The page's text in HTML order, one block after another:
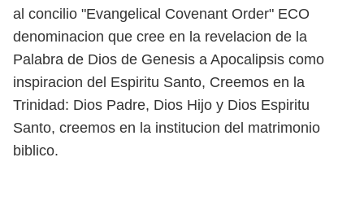
al concilio "Evangelical Covenant Order" ECO
denominacion que cree en la revelacion de la
Palabra de Dios de Genesis a Apocalipsis como
inspiracion del Espiritu Santo, Creemos en la
Trinidad: Dios Padre, Dios Hijo y Dios Espiritu
Santo, creemos en la institucion del matrimonio
biblico.